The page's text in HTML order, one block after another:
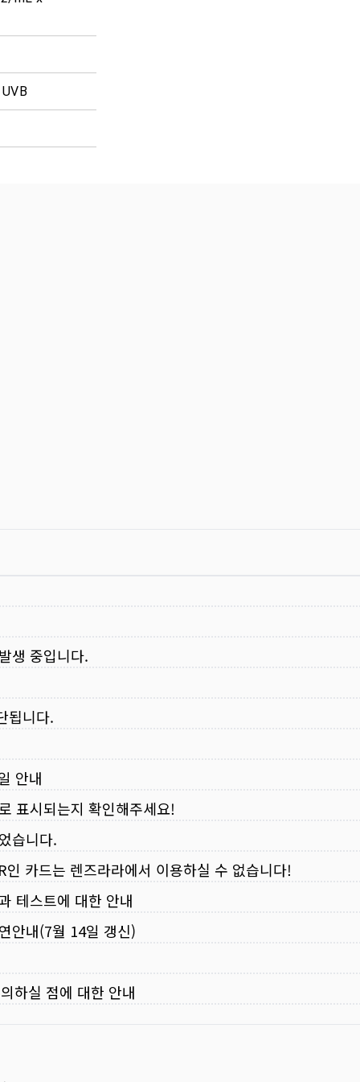
생 중입니다.
됩니다.
안내
표시되는지 확인해주세요!
습니다.
카드는 렌즈라라에서 이용하실 수 없습니다!
테스트에 대한 안내
안내(7월 14일 갱신)
하실 점에 대한 안내